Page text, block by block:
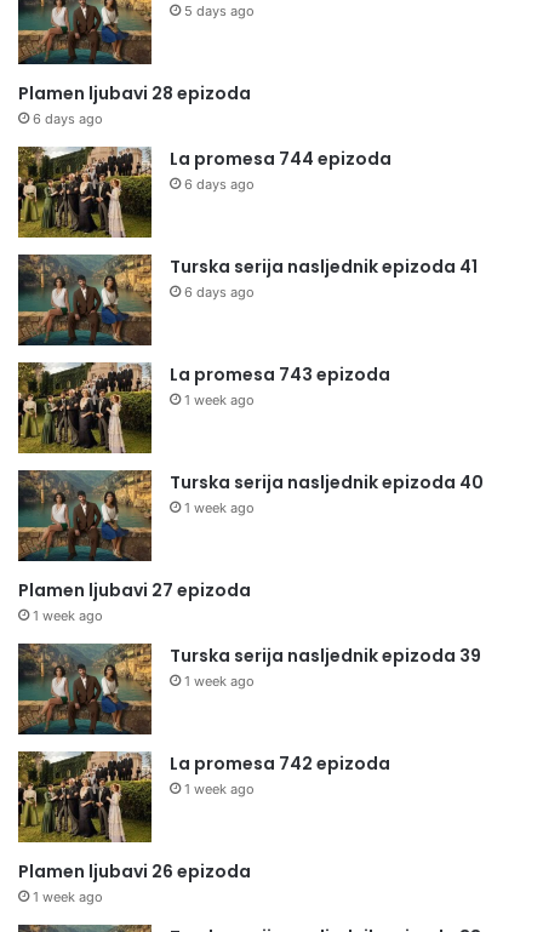
5 days ago
Plamen ljubavi 28 epizoda
6 days ago
La promesa 744 epizoda
6 days ago
Turska serija nasljednik epizoda 41
6 days ago
La promesa 743 epizoda
1 week ago
Turska serija nasljednik epizoda 40
1 week ago
Plamen ljubavi 27 epizoda
1 week ago
Turska serija nasljednik epizoda 39
1 week ago
La promesa 742 epizoda
1 week ago
Plamen ljubavi 26 epizoda
1 week ago